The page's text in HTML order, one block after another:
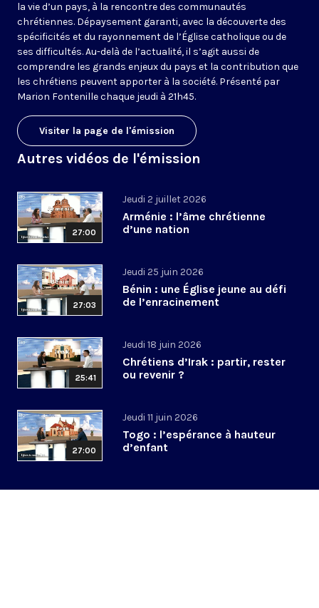
la vie d’un pays, à la rencontre des communautés
chrétiennes. Dépaysement garanti, avec la découverte des
spécificités et du rayonnement de l’Église catholique ou de
ses difficultés. Au-delà de l’actualité, il s’agit aussi de
comprendre les grands enjeux du pays et la contribution que
les chrétiens peuvent apporter à la société. Présenté par
Marion Fontenille chaque jeudi à 21h45.
Visiter la page de l'émission
Autres vidéos de l'émission
27:00
Jeudi 2 juillet 2026
Arménie : l’âme chrétienne
d’une nation
27:03
Jeudi 25 juin 2026
Bénin : une Église jeune au défi
de l’enracinement
25:41
Jeudi 18 juin 2026
Chrétiens d’Irak : partir, rester
ou revenir ?
27:00
Jeudi 11 juin 2026
Togo : l’espérance à hauteur
d’enfant